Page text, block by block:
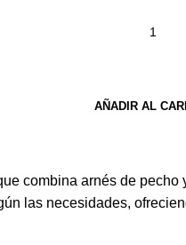
AÑADIR AL
combina arnés de pecho
las necesidades,